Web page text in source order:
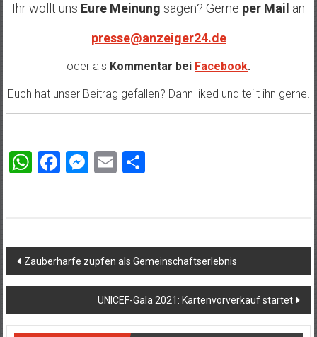
Ihr wollt uns Eure Meinung sagen? Gerne per Mail an
presse@anzeiger24.de
oder als Kommentar bei Facebook.
Euch hat unser Beitrag gefallen? Dann liked und teilt ihn gerne.
WhatsApp
Facebook
Messenger
EmailTeilen
Beitragsnavigation
Zauberharfe zupfen als Gemeinschaftserlebnis
UNICEF-Gala 2021: Kartenvorverkauf startet